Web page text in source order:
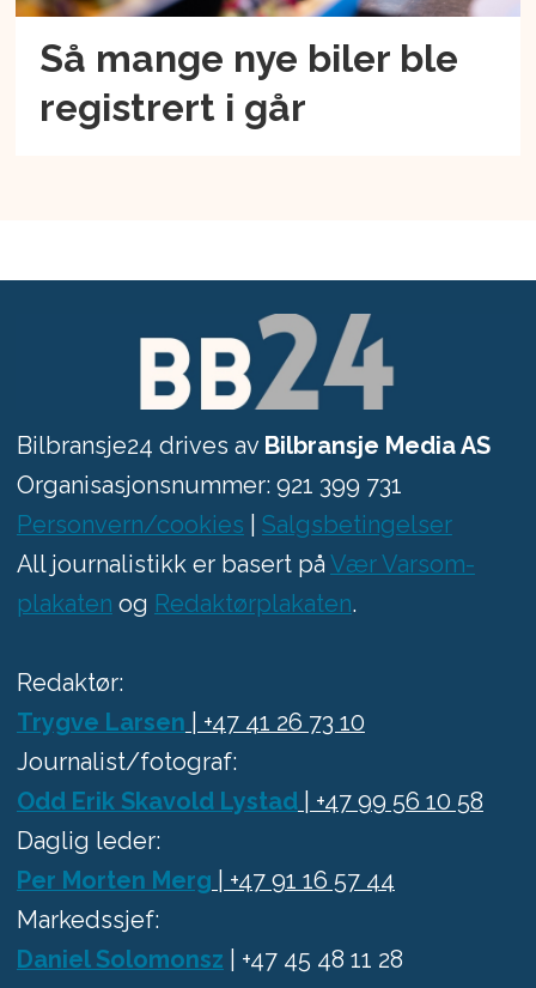
Så mange nye biler ble
registrert i går
Bilbransje24 drives av Bilbransje Media AS
Organisasjonsnummer: 921 399 731
Personvern/cookies
Salgsbetingelser
All journalistikk er basert på Vær Varsom-
plakaten og Redaktørplakaten.
Redaktør:
Trygve Larsen | +47 41 26 73 10
Journalist/fotograf:
Odd Erik Skavold Lystad| +47 99 56 10 58
Daglig leder:
Per Morten Merg | +47 91 16 57 44
Markedssjef:
Daniel Solomonsz | +47 45 48 11 28